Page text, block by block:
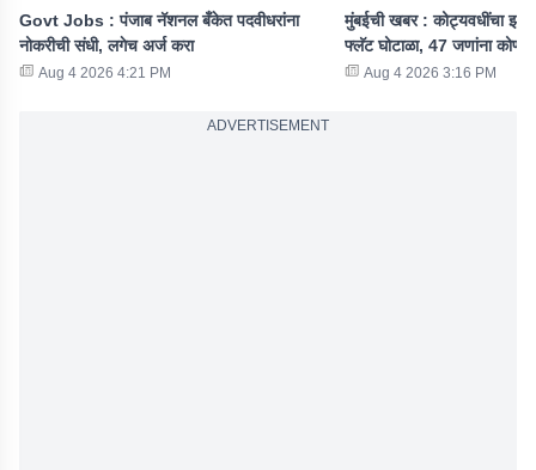
Govt Jobs : पंजाब नॅशनल बँकेत पदवीधरांना
नोकरीची संधी, लगेच अर्ज करा
Aug 4 2026 4:21 PM
मुंबईची खबर : कोट्यवधींचा
फ्लॅट घोटाळा, 47 जणांना
Aug 4 2026 3:16 PM
ADVERTISEMENT